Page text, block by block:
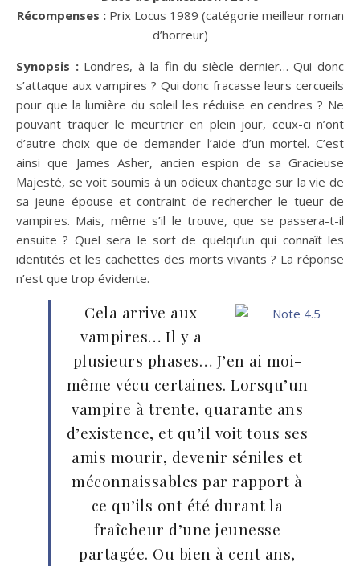
Récompenses : Prix Locus 1989 (catégorie meilleur roman
d’horreur)
Synopsis : Londres, à la fin du siècle dernier… Qui donc
s’attaque aux vampires ? Qui donc fracasse leurs cercueils
pour que la lumière du soleil les réduise en cendres ? Ne
pouvant traquer le meurtrier en plein jour, ceux-ci n’ont
d’autre choix que de demander l’aide d’un mortel. C’est
ainsi que James Asher, ancien espion de sa Gracieuse
Majesté, se voit soumis à un odieux chantage sur la vie de
sa jeune épouse et contraint de rechercher le tueur de
vampires. Mais, même s’il le trouve, que se passera-t-il
ensuite ? Quel sera le sort de quelqu’un qui connaît les
identités et les cachettes des morts vivants ? La réponse
n’est que trop évidente.
Cela arrive aux
vampires… Il y a
plusieurs phases… J’en ai moi-
même vécu certaines. Lorsqu’un
vampire à trente, quarante ans
d’existence, et qu’il voit tous ses
amis mourir, devenir séniles et
méconnaissables par rapport à
ce qu’ils ont été durant la
fraîcheur d’une jeunesse
partagée. Ou bien à cent ans,